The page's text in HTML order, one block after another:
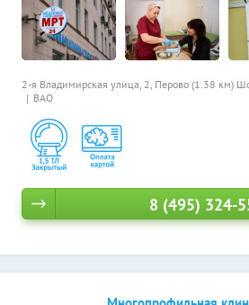
2-я Владимирская улица, 2, Перово (1.38 км)
ВАО
8 (495) 324-